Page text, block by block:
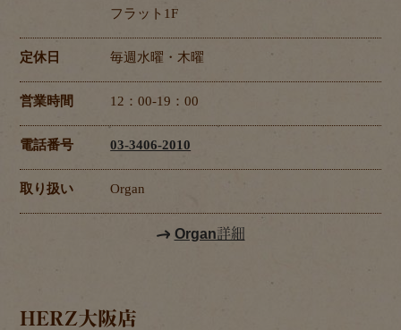
フラット1F
定休日 毎週水曜・木曜
営業時間 12：00-19：00
電話番号 03-3406-2010
取り扱い Organ
Organ詳細
HERZ大阪店